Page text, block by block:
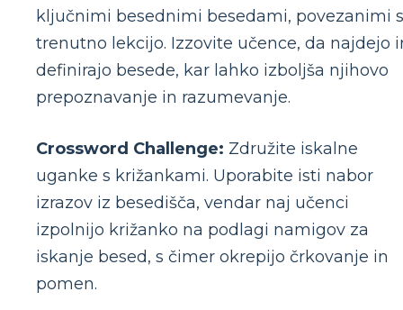
ključnimi besednimi besedami, povezanimi s
trenutno lekcijo. Izzovite učence, da najdejo
definirajo besede, kar lahko izboljša njihovo
prepoznavanje in razumevanje.
Crossword Challenge: Združite iskalne
uganke s križankami. Uporabite isti nabor
izrazov iz besedišča, vendar naj učenci
izpolnijo križanko na podlagi namigov za
iskanje besed, s čimer okrepijo črkovanje in
pomen.